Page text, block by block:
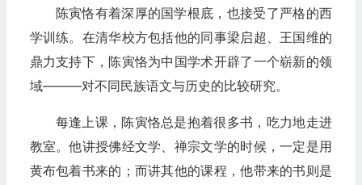
陈寅恪有着深厚的国学根底，也接受了严格的西
学训练。在清华校方包括他的同事梁启超、王国维的
鼎力支持下，陈寅恪为中国学术开辟了一个崭新的领
域———对不同民族语文与历史的比较研究。
每逢上课，陈寅恪总是抱着很多书，吃力地走进
教室。他讲授佛经文学、禅宗文学的时候，一定是用
黄布包着书来的；而讲其他的课程，他带来的书则是